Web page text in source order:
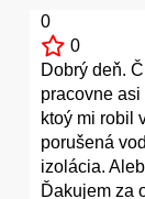
0
0
Dobrý deň.
pracovne
ktoý mi robil
porušená
izolácia.
Ďakujem za